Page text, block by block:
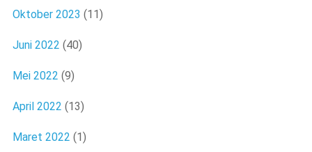
Oktober 2023 (11)
Juni 2022 (40)
Mei 2022 (9)
April 2022 (13)
Maret 2022 (1)